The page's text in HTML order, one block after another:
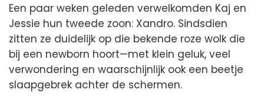
Een paar weken geleden verwelkomden Kaj en
Jessie hun tweede zoon: Xandro. Sindsdien
zitten ze duidelijk op die bekende roze wolk die
bij een newborn hoort—met klein geluk, veel
verwondering en waarschijnlijk ook een beetje
slaapgebrek achter de schermen.